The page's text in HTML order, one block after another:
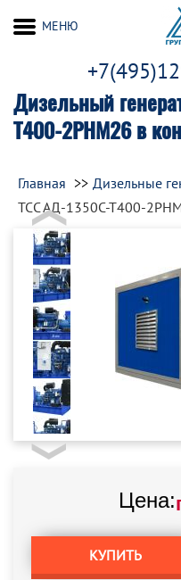
Дизельный
Т400-2РНМ26 в
МЕНЮ
Главная
Дизельные
ТСС АД-1350С-Т400-
Цена:
КУПИТЬ